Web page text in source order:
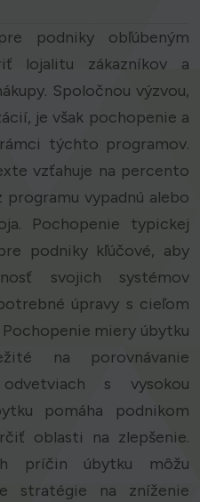
podniky obľúbeným
lojalitu zákazníkov a
Spoločnou výzvou,
je však pochopenie a
týchto programov.
vzťahuje na percento
vypadnú alebo
Pochopenie typickej
podniky kľúčové, aby
svojich systémov
úpravy s cieľom
Pochopenie miery úbytku
na porovnávanie
s vysokou
pomáha podnikom
oblasti na zlepšenie.
príčin úbytku môžu
stratégie na zníženie